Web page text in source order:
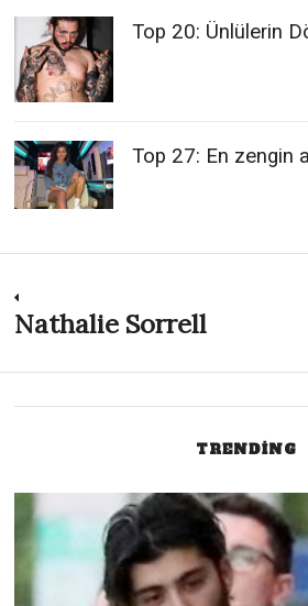
Top 20: Ünlülerin
Top 27: En zengin
Post
navigation
Previous
Nathalie Sorrell
TRENDING